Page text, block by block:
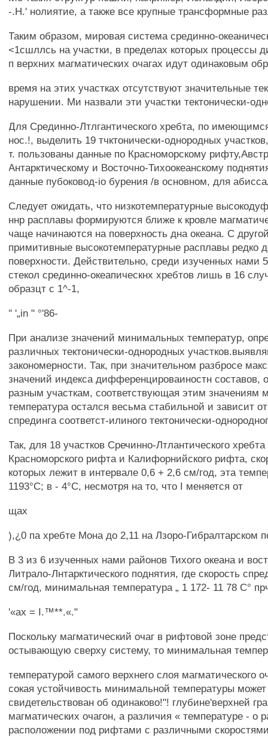
-.H.' нолиятие, а также все крупные трансформные
Таким образом, мировая система срединно-
<1сшллсь на участки, в пределах которых процессы
п верхних магматических очагах идут одинаковым
время на этих участках отсутствуют значительные
нарушении. Ми назвали эти участки тектонически-
Для Срединно-Лтлгантического хребта, по
нос.!, выделить 19 тчктонически-однородных
т. пользованы данные по Красноморскому
Антарктическому и Восточно-Тихоокеанскому
данные пубоковод-iо бурения /в основном, для
Следует ожидать, что низкотемпературные
ннр расплавы формируются ближе к кровле
чаще начинаются на поверхность дна океана. С
примитивные высокотемпературные расплавы редко
поверхности. Действительно, среди изученных нами
стекол срединно-океапическнх хребтов лишь в 16
образцт с 1^-1,
" '„in " °'86-
При анализе значений минимальных температур,
различных тектонически-однородных
закономерности. Так, при значительном разбросе
значений индекса дифференцироваиностн составов,
разным участкам, соответствующая этим значениям
температура остался весьма стабильной и зависит
спрединга соответст-илиного тектонически-
Так, для 18 участков Сречинно-Лтлантического
Красноморского рифта и Калифорнийского рифта,
которых лежит в интервале 0,6 + 2,6 см/год, эта
1193°С; в - 4°С, несмотря на то, что I меняется от
щах
),¿0 па хребте Мона до 2,11 на Лзоро-Гибралтарском
В 3 из 6 изученных нами районов Тихого океана и
Литрало-Лнтарктического поднятия, где скорость
см/год, минимальная температура „ 1 172- 11 78 С°
'«ах = I.™**.«."
Поскольку магматический очаг в рифтовой зоне
остывающую сверху систему, то минимальная
температурой самого верхнего слоя магматического
сокая устойчивость минимальной температуры может
свидетельствован об одинаково!"! глубине'верхней
магматических очагон, а различия « температуре - о
расположении под рифтами с различными